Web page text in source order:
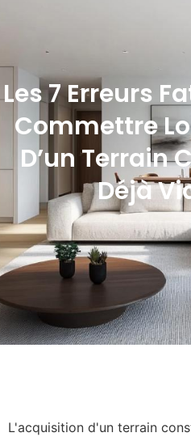
Les 7 Erreurs
Commettre
D’un Terrain
Déjà
L'acquisition d'un terrain